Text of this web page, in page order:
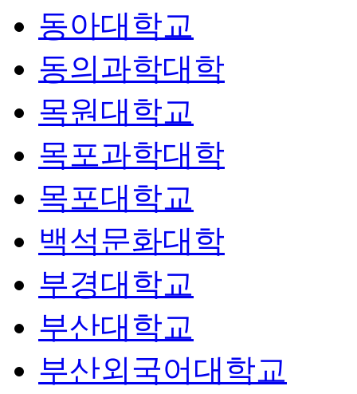
동아대학교
동의과학대학
목원대학교
목포과학대학
목포대학교
백석문화대학
부경대학교
부산대학교
부산외국어대학교